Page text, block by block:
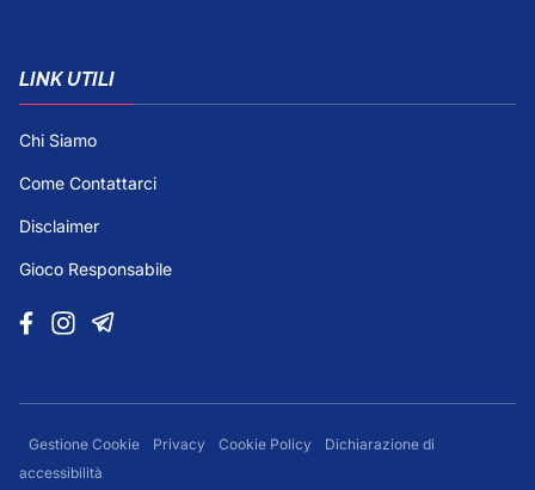
LINK UTILI
Chi Siamo
Come Contattarci
Disclaimer
Gioco Responsabile
Gestione Cookie Privacy Cookie Policy
Dichiarazione di
accessibilità